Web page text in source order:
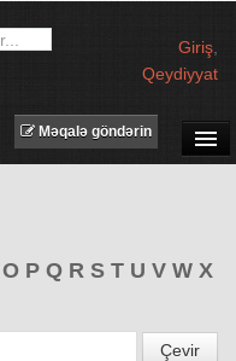
Giriş
Qeydiyyat
TƏDBİRLƏR
Məqalə göndərin
O P Q R S T U V W X
Çevir